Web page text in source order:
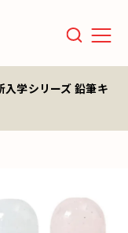
Menu
入学シリーズ 鉛筆キ